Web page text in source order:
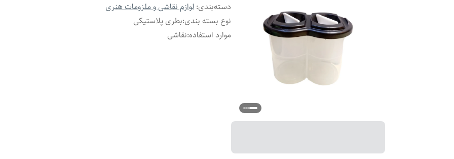
دسته‌بندی: لوازم نقاشی و ملزومات هنری
نوع بسته بندی:بطری پلاستیکی
موارد استفاده:نقاشی